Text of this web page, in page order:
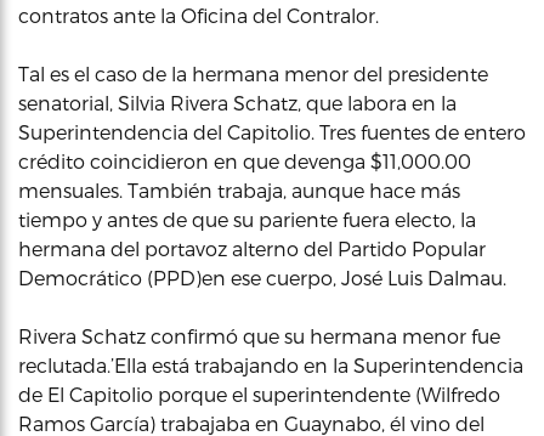
contratos ante la Oficina del Contralor.
Tal es el caso de la hermana menor del presidente
senatorial, Silvia Rivera Schatz, que labora en la
Superintendencia del Capitolio. Tres fuentes de entero
crédito coincidieron en que devenga $11,000.00
mensuales. También trabaja, aunque hace más
tiempo y antes de que su pariente fuera electo, la
hermana del portavoz alterno del Partido Popular
Democrático (PPD)en ese cuerpo, José Luis Dalmau.
Rivera Schatz confirmó que su hermana menor fue
reclutada.’Ella está trabajando en la Superintendencia
de El Capitolio porque el superintendente (Wilfredo
Ramos García) trabajaba en Guaynabo, él vino del